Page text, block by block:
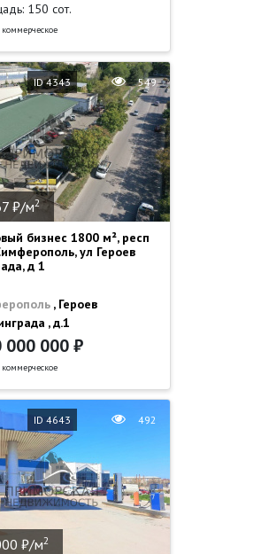
150 сот.
ID 4343 549
₽/м2
бизнес 1800 м², респ
ул Героев
д 1
, Героев
, д.1
000 000 ₽
ID 4643 492
₽/м2